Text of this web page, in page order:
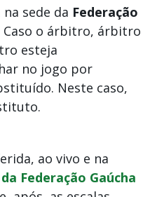
sede da Federação
Caso o árbitro, árbitro
esteja
no jogo por
Neste caso,
ao vivo e na
Federação Gaúcha